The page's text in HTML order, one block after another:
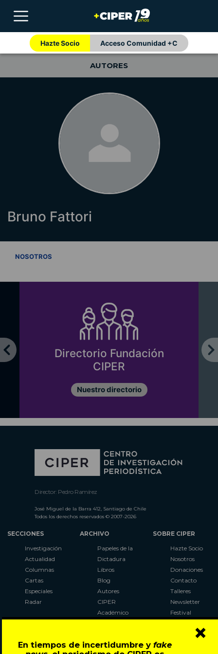
En tiempos de incertidumbre y fake
×
Hazte Socio Acceso Comunidad +C
AUTORES
Bruno Fattori
NOSOTROS
Directorio Fundación
CIPER
Nuestro directorio
Director: Pedro Ramírez
José Miguel de la Barra 412, Santiago de Chile
Todos los derechos reservados © 2007-2026
SECCIONES
Investigación
Actualidad
Columnas
Cartas
Especiales
Radar
ARCHIVO
Papeles de la
Dictadura
Libros
Blog
Autores
CIPER
Académico
Al Plebiscito
SOBRE CIPER
Hazte Socio
Nosotros
Donaciones
Contacto
Talleres
Newsletter
Festival